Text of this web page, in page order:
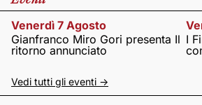
Venerdì 7 Agosto
Gianfranco Miro Gori presenta Il
ritorno annunciato
I
Vedi tutti gli eventi ->